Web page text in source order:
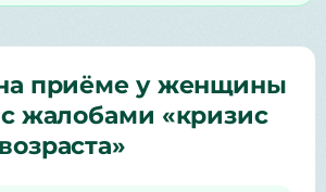
приёме у женщины
с жалобами «кризис